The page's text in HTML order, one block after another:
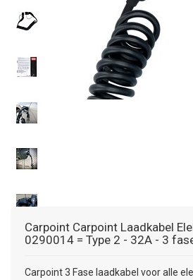
TOYOTA
VOLKSWAGEN (TOT VW PASSAT)
VOLKSWAGEN (VANAF VW PASSAT)
INFORMATIE DAKDRAGER
15 INCH
16 INCH
INFORMATIE OVER LAADKABELS
ACCULADER
JUMPSTARTER
STARTKABELS
PECH ONDERWEG
AUTOSTOELTJE
DAKKOFFER
INFORMATIE OVER DAKKOFFERS
SNEEUWKETTINGEN
SNEEUWKETTINGEN VOOR SUV,
BESTELWAGEN
REGELGEVING M.B.T. VERLICHTING
ADVIES BIJ DEFECTE VERLICHTING
CARAVANHOES
INFORMATIE OVER
AANHANGWAGEN
MOTOR
Carpoint Carpoint Laadkabel
0290014 = Type 2 - 32A - 3
Carpoint 3 Fase laadkabel voor alle